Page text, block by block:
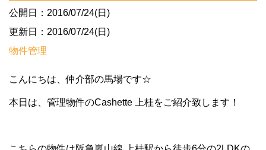
公開日：2016/07/24(日)
更新日：2016/07/24(日)
物件管理
こんにちは、仲介部の馬場です☆
本日は、管理物件のCashette 上桂をご紹介致します！